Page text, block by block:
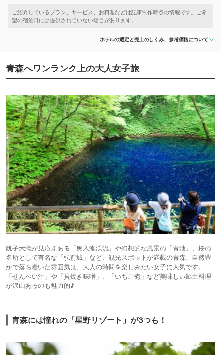
ホテルの選定と売上のしくみ、参考価格について
青森へワンランク上の大人女子旅
銚子大滝が見応えある「奥入瀬渓流」や幻想的な風景の「青池」、桜の
名所として有名な「弘前城」など、観光スポットが満載の青森。自然豊
かで落ち着いた雰囲気は、大人の時間を楽しみたい女子に人気です。
「せんべい汁」や「貝焼き味噌」、「いちご煮」など美味しい郷土料理
が沢山あるのも魅力的♪
青森には憧れの「星野リゾート」が3つも！